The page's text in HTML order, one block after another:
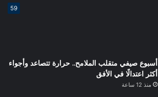
59
أسبوع صيفي متقلب الملامح.. حرارة تتصاعد وأجواء
أكثر اعتدالًا في الأفق
منذ 12 ساعة